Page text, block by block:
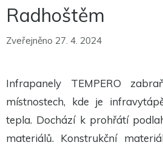
Radhoštěm
Zveřejněno 27. 4. 2024
Infrapanely TEMPERO
místnostech, kde je
tepla. Dochází k prohřátí
materiálů. Konstrukční